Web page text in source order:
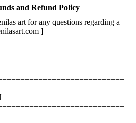
and Refund Policy
art for any questions regarding a
]